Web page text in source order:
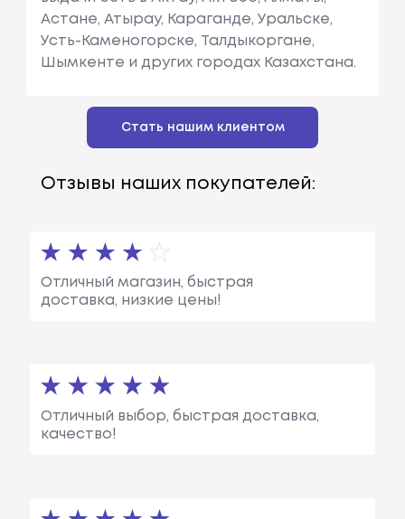
Астане, Атырау, Караганде, Уральске,
Усть-Каменогорске, Талдыкоргане,
Шымкенте и других городах Казахстана.
Стать нашим клиентом
Отзывы наших покупателей:
Отличный магазин, быстрая
доставка, низкие цены!
Отличный выбор, быстрая доставка,
качество!